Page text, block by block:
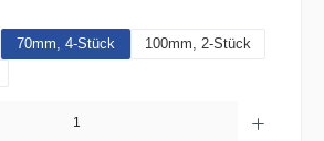
70mm, 4-Stück
100mm, 2-Stück